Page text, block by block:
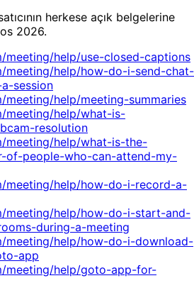
herkese açık belgelerine
2026.
meeting/help/use-closed-captions
meeting/help/how-do-i-send-chat-
session
help/meeting-summaries
meeting/help/what-is-
resolution
meeting/help/what-is-the-
of-people-who-can-attend-my-
meeting/help/how-do-i-record-a-
meeting/help/how-do-i-start-and-
during-a-meeting
meeting/help/how-do-i-download-
app
meeting/help/goto-app-for-